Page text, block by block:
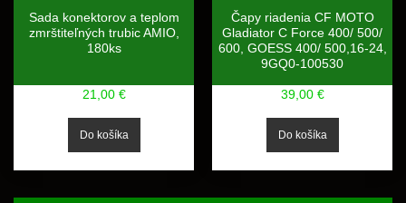
Sada konektorov a teplom
zmrštiteľných trubic AMIO,
180ks
21,00 €
Čapy riadenia CF MOTO
Gladiator C Force 400/ 500/
600, GOESS 400/ 500,16-24,
9GQ0-100530
39,00 €